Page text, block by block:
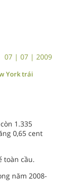
07 | 07 | 2009
York trái
1.335
0,65 cent
toàn cầu.
năm 2008-